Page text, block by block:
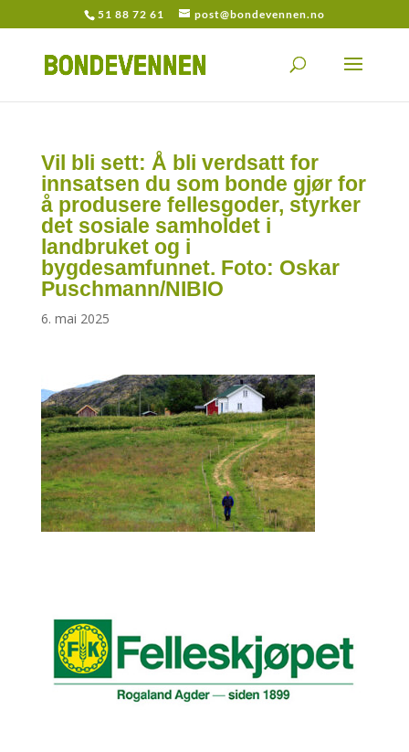
51 88 72 61 post@bondevennen.no
Vil bli sett: Å bli verdsatt for
innsatsen du som bonde gjør for
å produsere fellesgoder, styrker
det sosiale samholdet i
landbruket og i
bygdesamfunnet. Foto: Oskar
Puschmann/NIBIO
6. mai 2025